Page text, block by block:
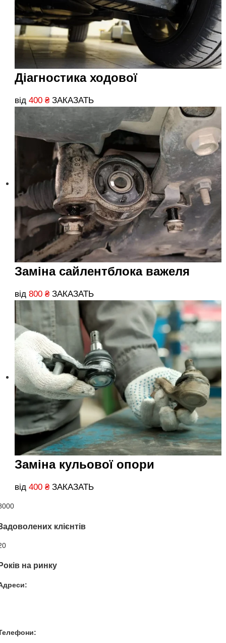
Діагностика ходової
від 400 ₴ ЗАКАЗАТЬ
Заміна сайлентблока важеля
від 800 ₴ ЗАКАЗАТЬ
Заміна кульової опори
від 400 ₴ ЗАКАЗАТЬ
клієнтів
на ринку